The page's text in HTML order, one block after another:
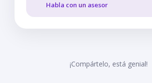
Habla con un asesor
¡Compártelo, está genial!